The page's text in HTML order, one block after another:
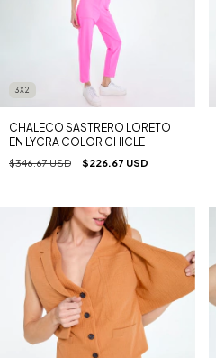
3X2
CHALECO SASTRERO LORETO
EN LYCRA COLOR CHICLE
$346.67 USD $226.67 USD